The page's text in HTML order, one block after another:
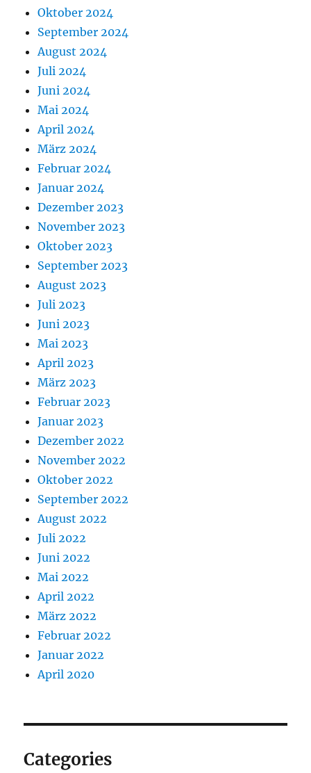
Oktober 2024
September 2024
August 2024
Juli 2024
Juni 2024
Mai 2024
April 2024
März 2024
Februar 2024
Januar 2024
Dezember 2023
November 2023
Oktober 2023
September 2023
August 2023
Juli 2023
Juni 2023
Mai 2023
April 2023
März 2023
Februar 2023
Januar 2023
Dezember 2022
November 2022
Oktober 2022
September 2022
August 2022
Juli 2022
Juni 2022
Mai 2022
April 2022
März 2022
Februar 2022
Januar 2022
April 2020
Categories